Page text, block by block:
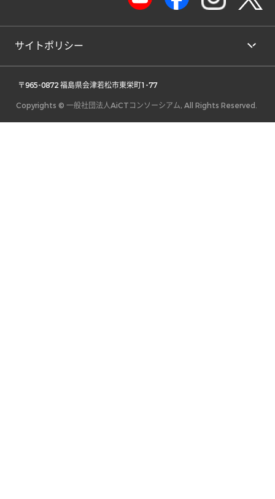
サイトポリシー
〒965-0872 福島県会津若松市東栄町1-77
Copyrights © 一般社団法人AiCTコンソーシアム, All Rights Reserved.